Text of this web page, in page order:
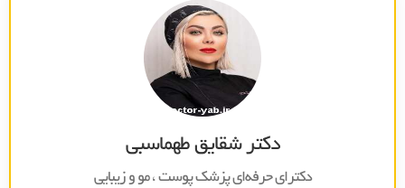
دکتر شقایق طهماسبی
دکترای حرفه‌ای پزشک پوست ، مو و زيبايي